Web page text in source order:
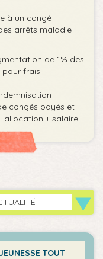
à un congé
arrêts maladie
de 1% des
frais
congés payés et
+ salaire.
TOUT